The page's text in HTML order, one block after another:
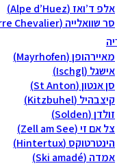
אלפ ד’ואז (Alpe d’Huez)
סר שוואלייה (Serre Chevalier)
מאיירהופן (Mayrhofen)
אישגל (Ischgl)
סן אנטון (St Anton)
קיצבהיל (Kitzbuhel)
זולדן (Solden)
צל אם זי (Zell am See)
הינטרטוקס (Hintertux)
אמדה (Ski amadé)